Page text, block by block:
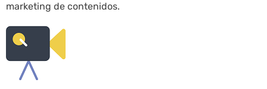
marketing de contenidos.